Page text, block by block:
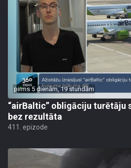
pirms 5 dienām, 19 stundām
“airBaltic” obligāciju turētāju
bez rezultāta
411. epizode